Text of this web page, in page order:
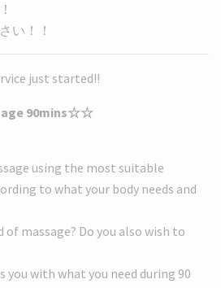
い！！
just started!!
90mins☆☆
using the most suitable
to what your body needs and
of massage? Do you also wish to
with what you need during 90